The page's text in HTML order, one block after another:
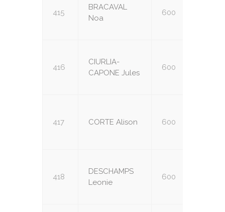
415
BRACAVAL
Noa
600
416
CIURLIA-
CAPONE Jules
600
417 CORTE Alison 600
418
DESCHAMPS
Leonie
600